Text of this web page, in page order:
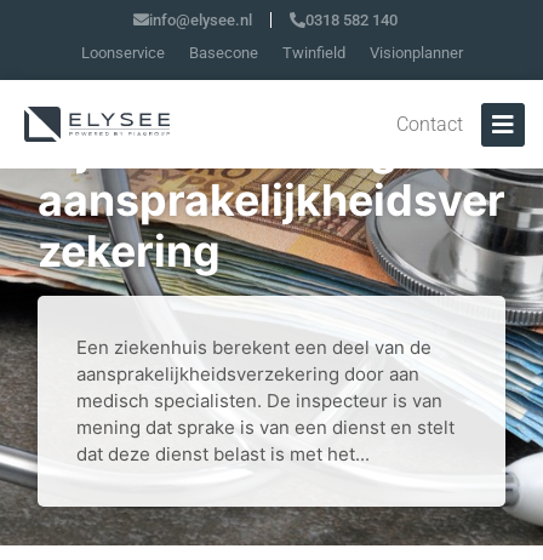
info@elysee.nl
0318 582 140
Loonservice
Basecone Twinfield Visionplanner
Contact
Vrijstelling van btw
bij doorbelasting
aansprakelijkheidsver
zekering
Een ziekenhuis berekent een deel van de
aansprakelijkheidsverzekering door aan
medisch specialisten. De inspecteur is van
mening dat sprake is van een dienst en stelt
dat deze dienst belast is met het...